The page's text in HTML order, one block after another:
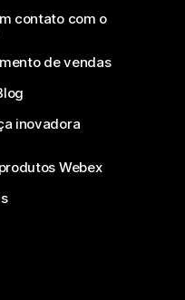
contato com o
de vendas
inovadora
Webex